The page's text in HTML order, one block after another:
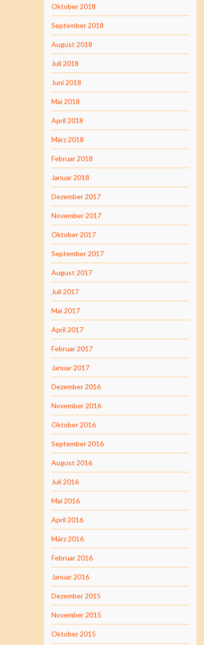
Oktober 2018
September 2018
August 2018
Juli 2018
Juni 2018
Mai 2018
April 2018
März 2018
Februar 2018
Januar 2018
Dezember 2017
November 2017
Oktober 2017
September 2017
August 2017
Juli 2017
Mai 2017
April 2017
Februar 2017
Januar 2017
Dezember 2016
November 2016
Oktober 2016
September 2016
August 2016
Juli 2016
Mai 2016
April 2016
März 2016
Februar 2016
Januar 2016
Dezember 2015
November 2015
Oktober 2015